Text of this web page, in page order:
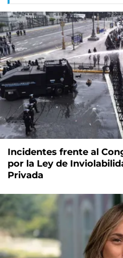
Incidentes frente al
por la Ley de
Privada